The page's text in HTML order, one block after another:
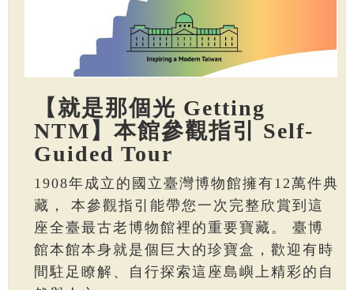
【就是那個光 Getting
NTM】本館參觀指引 Self-
Guided Tour
1908年成立的國立臺灣博物館擁有12萬件典
藏， 本參觀指引能帶您一次完整欣賞到這
座全臺最古老博物館裡的重要寶藏。 臺博
館本館本身就是個巨大的珍寶盒，歡迎有時
間駐足瞭解、自行探索這座島嶼上精彩的自